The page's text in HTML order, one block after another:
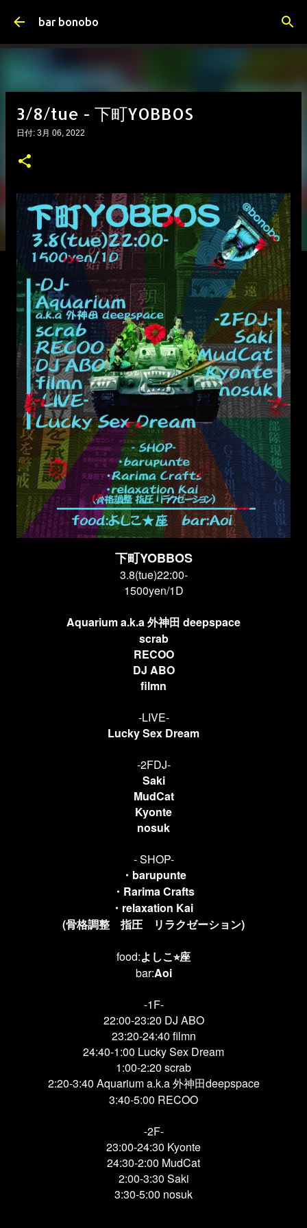
スキップしてメイン コンテンツに移動
bar bonobo
3/8/tue - 下町YOBBOS
日付: 3月 06, 2022
下町YOBBOS
3.8(tue)22:00-
1500yen/1D
Aquarium a.k.a 外神田 deepspace
scrab
RECOO
DJ ABO
filmn
-LIVE-
Lucky Sex Dream
-2FDJ-
Saki
MudCat
Kyonte
nosuk
- SHOP-
・barupunte
・Rarima Crafts
・relaxation Kai
(骨格調整 指圧 リラクゼーション)
food:よしこ⭐︎座
bar:Aoi
-1F-
22:00-23:20 DJ ABO
23:20-24:40 filmn
24:40-1:00 Lucky Sex Dream
1:00-2:20 scrab
2:20-3:40 Aquarium a.k.a 外神田deepspace
3:40-5:00 RECOO
-2F-
23:00-24:30 Kyonte
24:30-2:00 MudCat
2:00-3:30 Saki
3:30-5:00 nosuk